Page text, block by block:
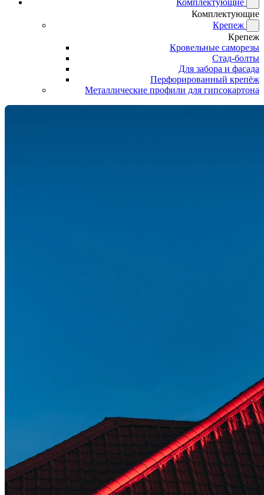
Комплектующие
Комплектующие
Крепеж
Крепеж
Кровельные саморезы
Стад-болты
Для забора и фасада
Перфорированный крепёж
Металлические профили для гипсокартона